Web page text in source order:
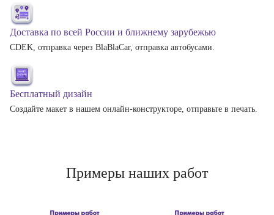
Доставка по всей России и ближнему зарубежью
CDEK, отправка через BlaBlaCar, отправка автобусами.
Бесплатный дизайн
Создайте макет в нашем онлайн-конструкторе, отправьте в печать.
Примеры наших работ